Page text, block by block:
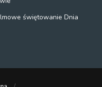
świętowanie Dnia